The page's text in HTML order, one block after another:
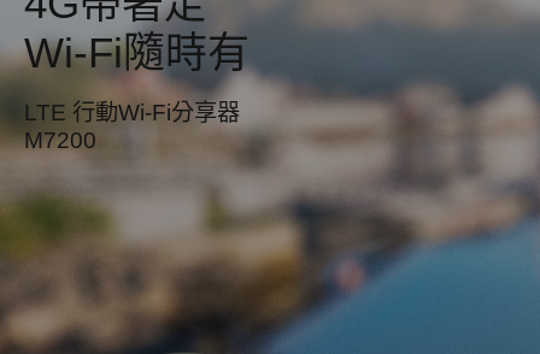
Wi-Fi隨時有
LTE 行動Wi-Fi分享器
M7200